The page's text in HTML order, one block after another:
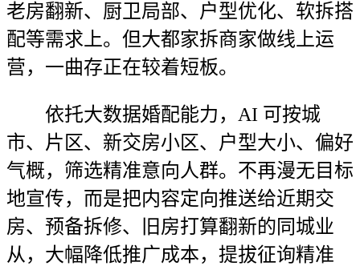
老房翻新、厨卫局部、户型优化、软拆搭
配等需求上。但大都家拆商家做线上运
营，一曲存正在较着短板。
依托大数据婚配能力，AI 可按城
市、片区、新交房小区、户型大小、偏好
气概，筛选精准意向人群。不再漫无目标
地宣传，而是把内容定向推送给近期交
房、预备拆修、旧房打算翻新的同城业
从，大幅降低推广成本，提拔征询精准